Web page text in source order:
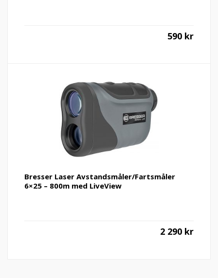
590 kr
Bresser Laser Avstandsmåler/Fartsmåler
6×25 – 800m med LiveView
2 290 kr